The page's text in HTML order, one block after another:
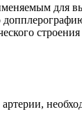
для